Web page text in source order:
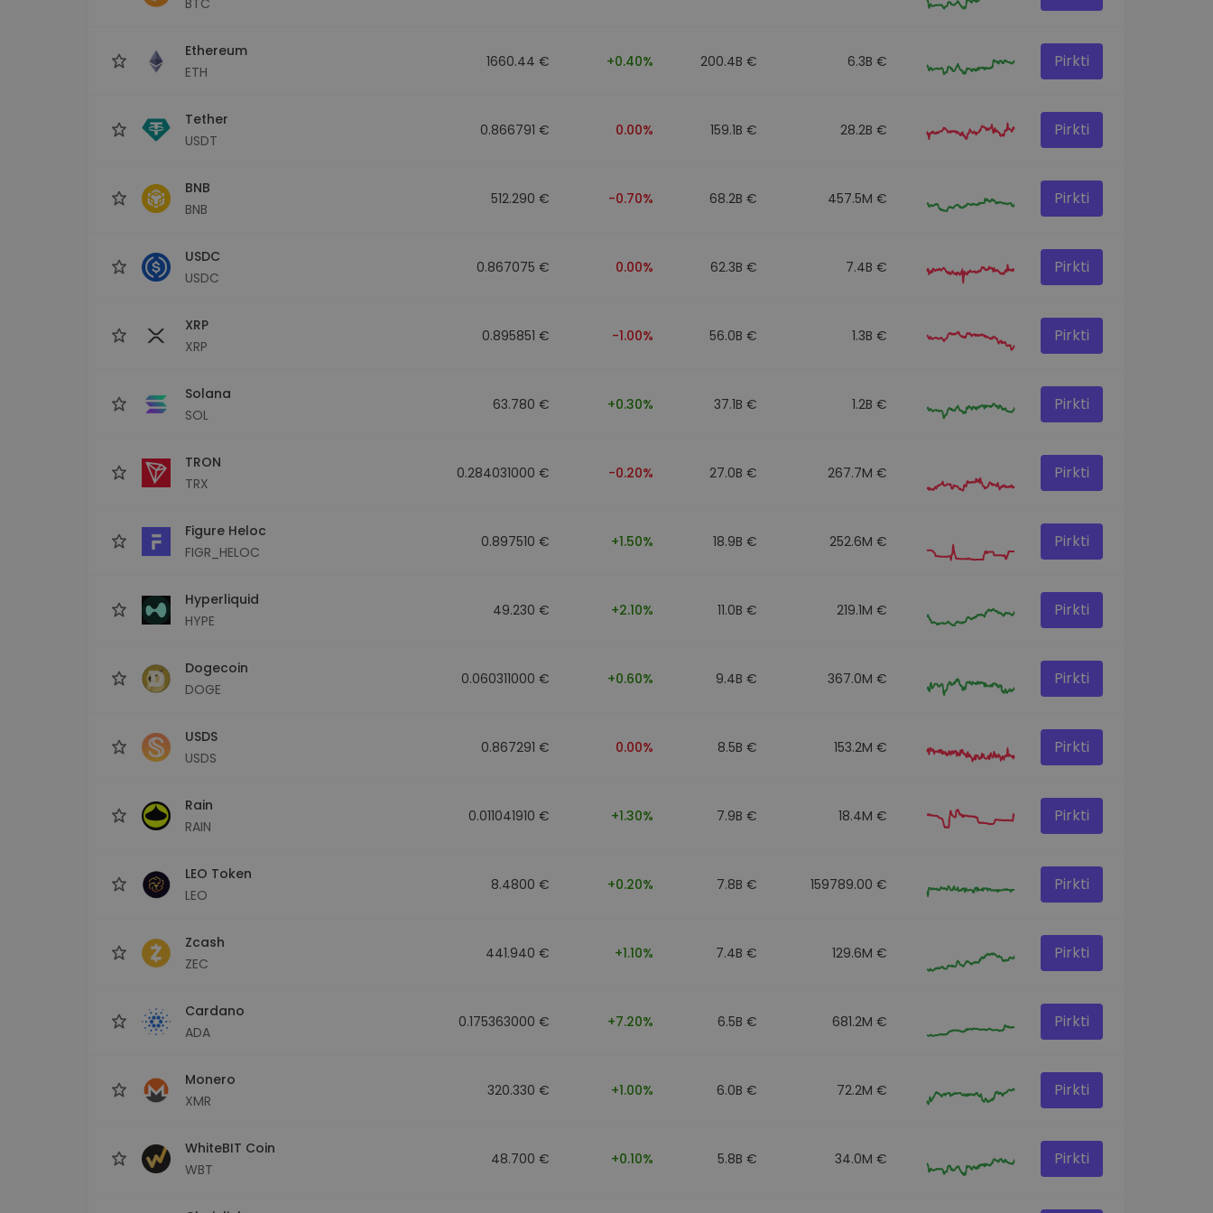
Ethereum
ETH
1660.44 € +0.40% 200.4B € 6.3B € Pirkti
Tether
USDT
0.866791 € 0.00% 159.1B € 28.2B € Pirkti
BNB
BNB
512.290 € -0.70% 68.2B € 457.5M € Pirkti
USDC
USDC
0.867075 € 0.00% 62.3B € 7.4B € Pirkti
XRP
XRP
0.895851 € -1.00% 56.0B € 1.3B € Pirkti
Solana
SOL
63.780 € +0.30% 37.1B € 1.2B € Pirkti
TRON
TRX
0.284031000 € -0.20% 27.0B € 267.7M € Pirkti
Figure Heloc
FIGR_HELOC
0.897510 € +1.50% 18.9B € 252.6M € Pirkti
Hyperliquid
HYPE
49.230 € +2.10% 11.0B € 219.1M € Pirkti
Dogecoin
DOGE
0.060311000 € +0.60% 9.4B € 367.0M € Pirkti
USDS
USDS
0.867291 € 0.00% 8.5B € 153.2M € Pirkti
Rain
RAIN
0.011041910 € +1.30% 7.9B € 18.4M € Pirkti
LEO Token
LEO
8.4800 € +0.20% 7.8B € 159789.00 € Pirkti
Zcash
ZEC
441.940 € +1.10% 7.4B € 129.6M € Pirkti
Cardano
ADA
0.175363000 € +7.20% 6.5B € 681.2M € Pirkti
Monero
XMR
320.330 € +1.00% 6.0B € 72.2M € Pirkti
WhiteBIT Coin
WBT
48.700 € +0.10% 5.8B € 34.0M € Pirkti